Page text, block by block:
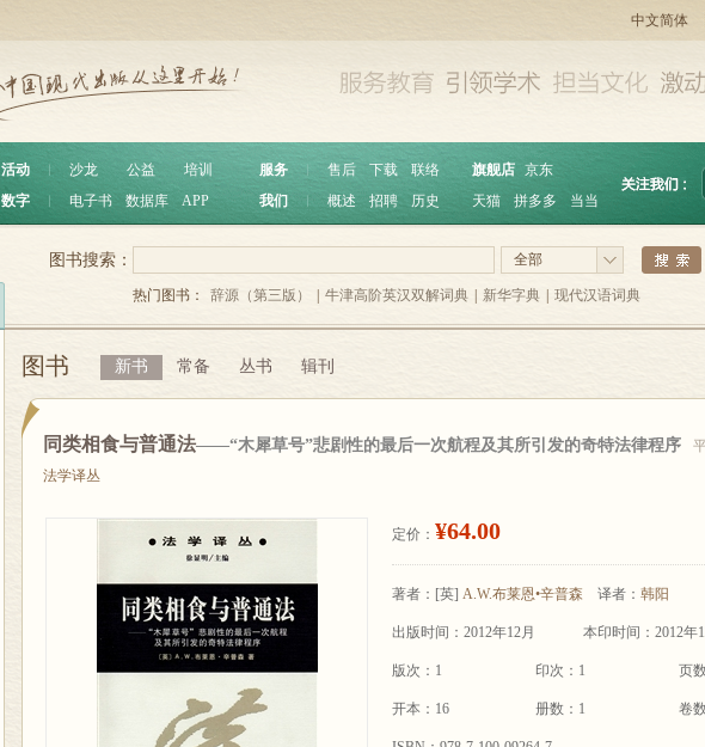
中文简体
活动 沙龙 公益
培训
数字
电子书 数据库 APP
服务 ︱ 售后 下载
联络
我们
概述 招聘 历史
旗舰店 京东
天猫
拼多多 当当
全部
图书搜索：
热门图书： 辞源（第三版） 牛津高阶英汉双解词典 新华字典 现代汉语词典
图书 新书 常备 丛书 辑刊
同类相食与普通法——“木犀草号”悲剧性的最后一次航程及其所引发的奇特法律程序
法学译丛
定价： ¥64.00
著者： [英] A.W.布莱恩•辛普森 译者： 韩阳
出版时间：2012年12月 本印时间：2012年
版次：1 印次：1 页
开本：16 册数：1 卷